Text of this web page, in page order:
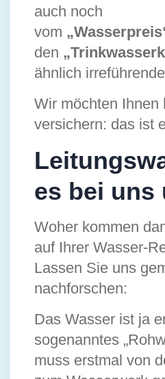
auch noch
vom
den
ähnlich
Wir möchten Ihnen
versichern: das ist
es bei uns
Woher kommen
auf Ihrer Wasser-
Lassen Sie uns
nachforschen:
Das Wasser ist ja
sogenanntes
muss erstmal von